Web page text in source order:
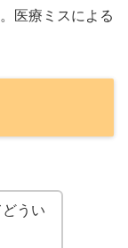
医療ミスによる
うい